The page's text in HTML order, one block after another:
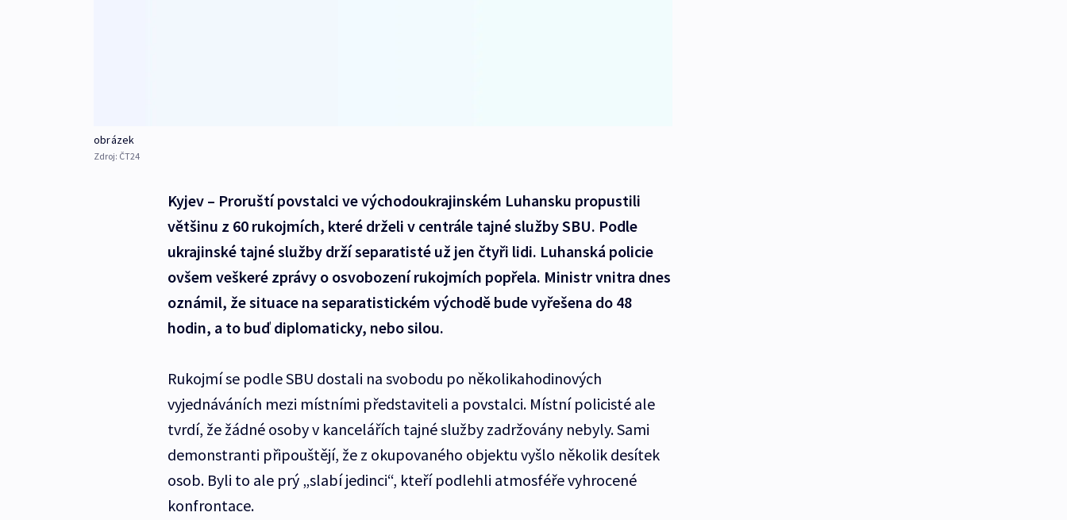
obrázek
Zdroj: ČT24
Kyjev – Proruští povstalci ve východoukrajinském Luhansku propustili
většinu z 60 rukojmích, které drželi v centrále tajné služby SBU. Podle
ukrajinské tajné služby drží separatisté už jen čtyři lidi. Luhanská policie
ovšem veškeré zprávy o osvobození rukojmích popřela. Ministr vnitra dnes
oznámil, že situace na separatistickém východě bude vyřešena do 48
hodin, a to buď diplomaticky, nebo silou.
Rukojmí se podle SBU dostali na svobodu po několikahodinových
vyjednáváních mezi místními představiteli a povstalci. Místní policisté ale
tvrdí, že žádné osoby v kancelářích tajné služby zadržovány nebyly. Sami
demonstranti připouštějí, že z okupovaného objektu vyšlo několik desítek
osob. Byli to ale prý „slabí jedinci“, kteří podlehli atmosféře vyhrocené
konfrontace.